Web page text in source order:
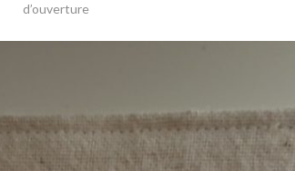
d’ouverture